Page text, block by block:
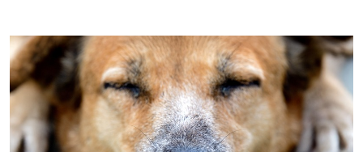
品幫助貓愛滋(FIV)，提升免疫力，幫助貓咪維持
健康！